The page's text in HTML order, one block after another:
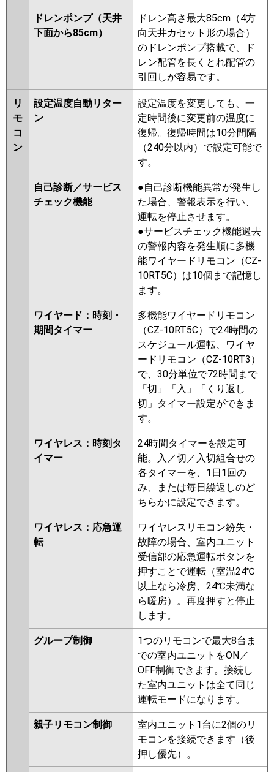
ドレンポンプ（天井
下面から85cm）
ドレン高さ最大85cm（4方
向天井カセット形の場合）
のドレンポンプ搭載で、ド
レン配管を長くとれ配管の
引回しが容易です。
リ
モ
コ
ン
設定温度自動リター
ン
設定温度を変更しても、一
定時間後に変更前の温度に
復帰。復帰時間は10分間隔
（240分以内）で設定可能で
す。
自己診断／サービス
チェック機能
●自己診断機能異常が発生し
た場合、警報表示を行い、
運転を停止させます。
●サービスチェック機能過去
の警報内容を発生順に多機
能ワイヤードリモコン（CZ-
10RT5C）は10個まで記憶し
ます。
ワイヤード：時刻・
期間タイマー
多機能ワイヤードリモコン
（CZ-10RT5C）で24時間の
スケジュール運転、ワイヤ
ードリモコン（CZ-10RT3）
で、30分単位で72時間まで
「切」「入」「くり返し
切」タイマー設定ができま
す。
ワイヤレス：時刻タ
イマー
24時間タイマーを設定可
能。入／切／入切組合せの
各タイマーを、1日1回の
み、または毎日繰返しのど
ちらかに設定できます。
ワイヤレス：応急運
転
ワイヤレスリモコン紛失・
故障の場合、室内ユニット
受信部の応急運転ボタンを
押すことで運転（室温24℃
以上なら冷房、24℃未満な
ら暖房）。再度押すと停止
します。
グループ制御
1つのリモコンで最大8台ま
での室内ユニットをON／
OFF制御できます。接続し
た室内ユニットは全て同じ
運転モードになります。
親子リモコン制御
室内ユニット1台に2個のリ
モコンを接続できます（後
押し優先）。